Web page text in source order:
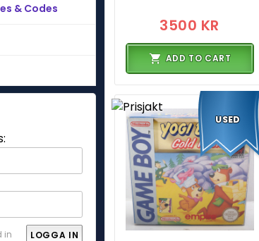
& Codes
in
3500 KR
ADD TO CART
USED